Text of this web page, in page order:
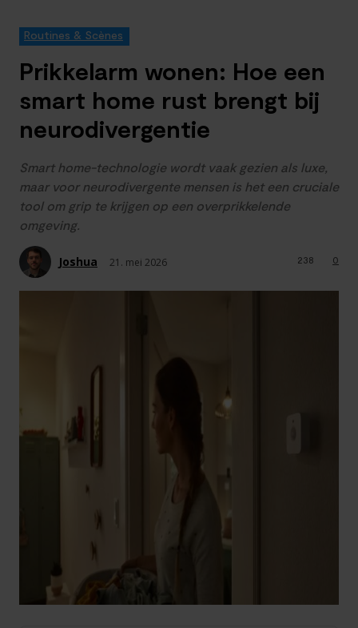
Routines & Scènes
Prikkelarm wonen: Hoe een
smart home rust brengt bij
neurodivergentie
Smart home-technologie wordt vaak gezien als luxe,
maar voor neurodivergente mensen is het een cruciale
tool om grip te krijgen op een overprikkelende
omgeving.
Joshua 21. mei 2026 0
238